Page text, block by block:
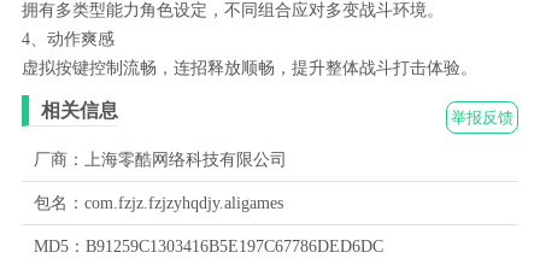
拥有多类型能力角色设定，不同组合应对多变战斗环境。
4、动作爽感
虚拟按键控制流畅，连招释放顺畅，提升整体战斗打击体验。
举报反馈
相关信息
厂商：上海零酷网络科技有限公司
包名：com.fzjz.fzjzyhqdjy.aligames
MD5：B91259C1303416B5E197C67786DED6DC